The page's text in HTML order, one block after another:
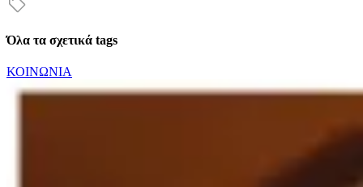
Όλα τα σχετικά tags
ΚΟΙΝΩΝΙΑ